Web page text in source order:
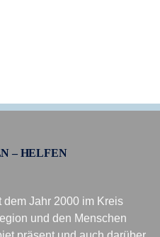
– HELFEN
Jahr 2000 im Kreis
und den Menschen